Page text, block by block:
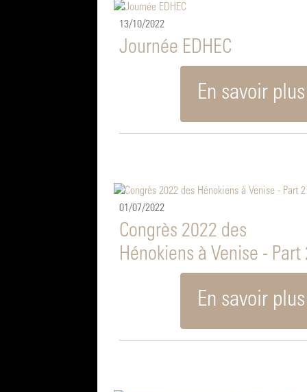
13/10/2022
Journée EDHEC
En savoir plus
01/07/2022
Congrès 2022 des
Hénokiens à Venise - Part
En savoir plus